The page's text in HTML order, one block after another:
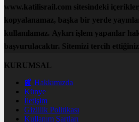
www.katilisrail.com sitesindeki
kopyalanamaz, başka bir yerde
kullanılamaz. Aykırı işlem yapanlar
başvurulacaktır. Sitemizi tercih
KURUMSAL
📰 Hakkımızda
Künye
İletişim
Gizlilik Politikası
Kullanım Şartları